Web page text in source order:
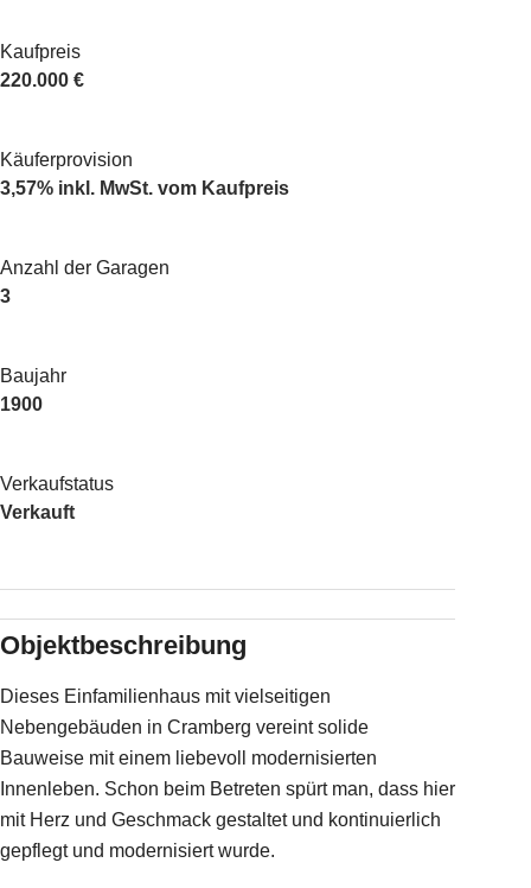
Kaufpreis
220.000 €
Käuferprovision
3,57% inkl. MwSt. vom Kaufpreis
Anzahl der Garagen
3
Baujahr
1900
Verkaufstatus
Verkauft
Objektbeschreibung
Dieses Einfamilienhaus mit vielseitigen
Nebengebäuden in Cramberg vereint solide
Bauweise mit einem liebevoll modernisierten
Innenleben. Schon beim Betreten spürt man, dass hier
mit Herz und Geschmack gestaltet und kontinuierlich
gepflegt und modernisiert wurde.